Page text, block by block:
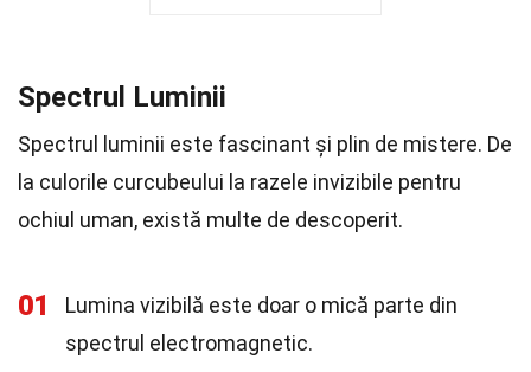
Spectrul Luminii
Spectrul luminii este fascinant și plin de mistere. De
la culorile curcubeului la razele invizibile pentru
ochiul uman, există multe de descoperit.
01
Lumina vizibilă este doar o mică parte din
spectrul electromagnetic.